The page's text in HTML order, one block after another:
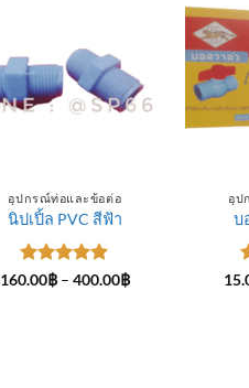
อุปกรณ์ท่อและข้อต่อ
นิปเปิ้ล PVC สีฟ้า
ให้คะแนน
160.00฿ – 400.00฿Price
อุป
บ